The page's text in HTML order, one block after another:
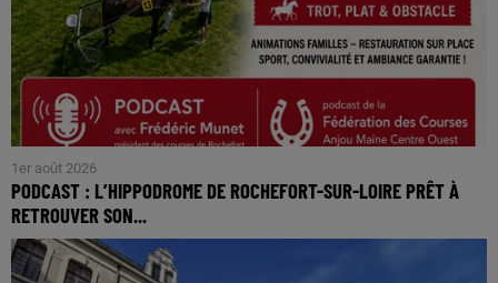
1er août 2026
PODCAST : L’HIPPODROME DE ROCHEFORT-SUR-LOIRE PRÊT À
RETROUVER SON...